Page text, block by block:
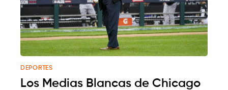
DEPORTES
Los Medias Blancas de Chicago